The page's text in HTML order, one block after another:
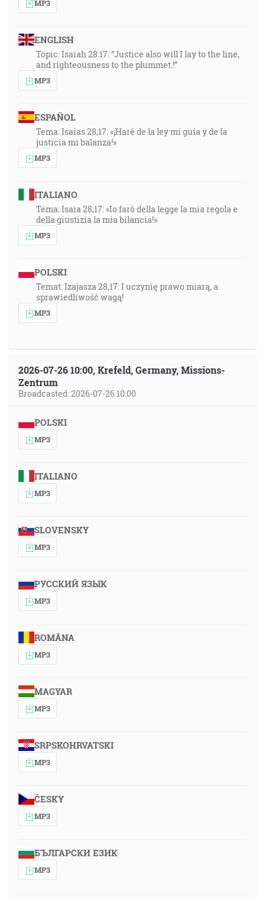
MP3
ENGLISH
Topic: Isaiah 28:17: “Justice also will I lay to the line,
and righteousness to the plummet.!”
MP3
ESPAÑOL
Tema: Isaías 28,17: «¡Haré de la ley mi guía y de la
justicia mi balanza!»
MP3
ITALIANO
Tema: Isaia 28,17: «Io farò della legge la mia regola e
della giustizia la mia bilancia!»
MP3
POLSKI
Temat: Izajasza 28,17: I uczynię prawo miarą, a
sprawiedliwość wagą!
MP3
2026-07-26 10:00, Krefeld, Germany, Missions-
Zentrum
Broadcasted: 2026-07-26 10:00
POLSKI
MP3
ITALIANO
MP3
SLOVENSKY
MP3
РУССКИЙ ЯЗЫК
MP3
ROMÂNA
MP3
MAGYAR
MP3
SRPSKOHRVATSKI
MP3
ČESKY
MP3
БЪЛГАРСКИ ЕЗИК
MP3